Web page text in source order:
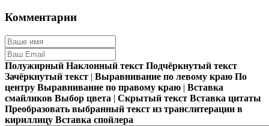
Комментарии
Полужирный Наклонный текст Подчёркнутый текст
Зачёркнутый текст | Выравнивание по левому краю По
центру Выравнивание по правому краю | Вставка
смайликов Выбор цвета | Скрытый текст Вставка цитаты
Преобразовать выбранный текст из транслитерации в
кириллицу Вставка спойлера